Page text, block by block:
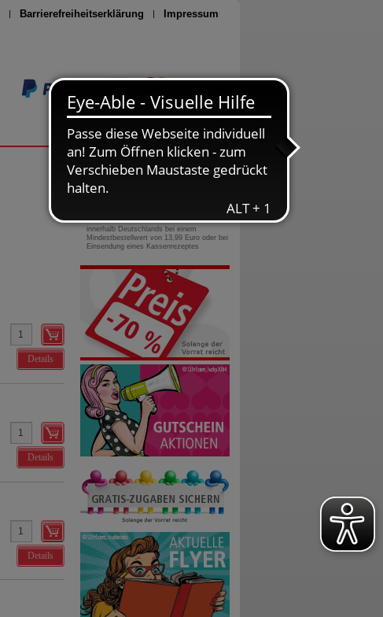
Barrierefreiheitserklärung Impressum
Seite drucken
Details
Details
Details
0800-10 11 422
gebührenfreie Rufnummer
innerhalb Deutschlands bei einem
Mindestbestellwert von 13,99 Euro oder bei
Einsendung eines Kassenrezeptes